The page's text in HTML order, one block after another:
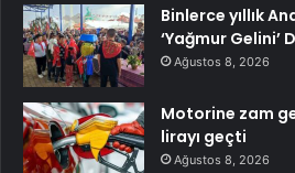
Binlerce yıllık
‘Yağmur Gelini’
Ağustos 8, 2026
Motorine zam
lirayı geçti
Ağustos 8, 2026